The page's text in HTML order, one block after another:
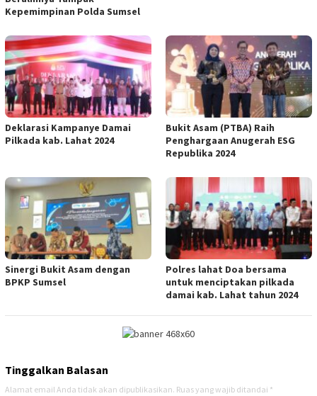
Kepemimpinan Polda Sumsel
Deklarasi Kampanye Damai
Pilkada kab. Lahat 2024
Bukit Asam (PTBA) Raih
Penghargaan Anugerah ESG
Republika 2024
Sinergi Bukit Asam dengan
BPKP Sumsel
Polres lahat Doa bersama
untuk menciptakan pilkada
damai kab. Lahat tahun 2024
Tinggalkan Balasan
Alamat email Anda tidak akan dipublikasikan. Ruas yang wajib ditandai *